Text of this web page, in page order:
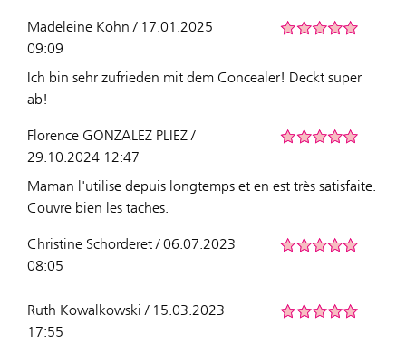
Madeleine Kohn / 17.01.2025
09:09
Ich bin sehr zufrieden mit dem Concealer! Deckt super
ab!
Florence GONZALEZ PLIEZ /
29.10.2024 12:47
Maman l'utilise depuis longtemps et en est très satisfaite.
Couvre bien les taches.
Christine Schorderet / 06.07.2023
08:05
Ruth Kowalkowski / 15.03.2023
17:55